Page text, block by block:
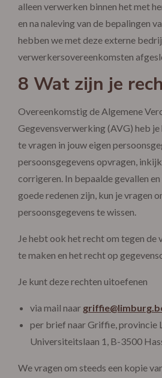
alleen verwerken binnen het met
en na naleving van de bepalingen
hebben we met deze externe
verwerkersovereenkomsten
8 Wat zijn je
Overeenkomstig de Algemene
Gegevensverwerking (AVG) heb
te vragen in jouw eigen
persoonsgegevens opvragen,
corrigeren. In bepaalde gevallen
goede redenen zijn, kun je vragen
persoonsgegevens te wissen.
Je hebt ook het recht om tegen
te maken en het recht op
Je kunt deze rechten uitoefenen
via mail naar
per brief naar Griffie, provincie
Universiteitslaan 1, B-3500
We vragen om steeds een kopie